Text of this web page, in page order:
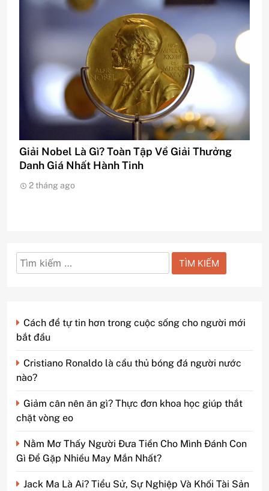
Giải Nobel Là Gì? Toàn Tập Về Giải Thưởng
Danh Giá Nhất Hành Tinh
2 tháng ago
Tìm
kiếm
Cách để tự tin hơn trong cuộc sống cho người mới
bắt đầu
Cristiano Ronaldo là cầu thủ bóng đá người nước
nào?
Giảm cân nên ăn gì? Thực đơn khoa học giúp thắt
chặt vòng eo
Nằm Mơ Thấy Người Đưa Tiền Cho Mình Đánh Con
Gì Để Gặp Nhiều May Mắn Nhất?
Jack Ma Là Ai? Tiểu Sử, Sự Nghiệp Và Khối Tài Sản